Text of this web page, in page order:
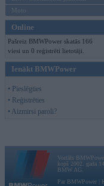
Moto
Online
Pašreiz BMWPower skatās 166
viesi un 0 reģistrēti lietotāji.
Ienākt BMWPower
• Pieslēgties
• Reģistrēties
• Aizmirsi paroli?
Vortāls
kopš 2002. gada
BMW AG.
Par BMWPower